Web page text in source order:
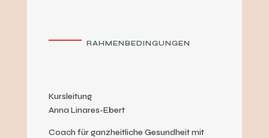
RAHMENBEDINGUNGEN
Kursleitung
Anna Linares-Ebert
Coach für ganzheitliche Gesundheit mit